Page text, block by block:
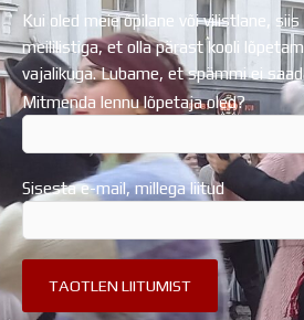
Kui oled meie õpilane või vilistlane,
meililistiga, et olla pärast kooli
vajalikuga. Lubame, et spämmi ei
Mitmenda lennu lõpetaja oled?
Sisesta e-mail, millega liitud